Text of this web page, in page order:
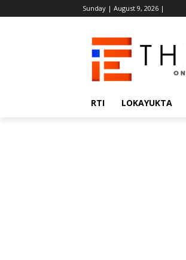
Sunday | August 9, 2026 |
RTI LOKAYUKTA